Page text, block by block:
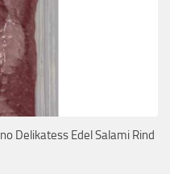
Delikatess Edel Salami Rind